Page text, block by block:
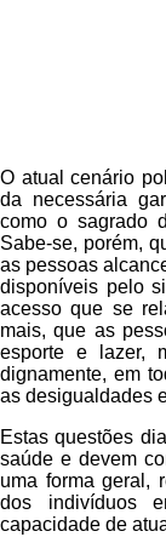
O atual cenário
da necessária
como o sagrado
Sabe-se, porém,
as pessoas
disponíveis pelo
acesso que se
mais, que as
esporte e lazer,
dignamente, em
as desigualdades
Estas questões
saúde e devem
uma forma geral,
dos indivíduos
capacidade de